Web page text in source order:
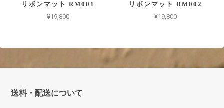
リボンマット RM001
¥19,800
リボンマット RM002
¥19,800
送料・配送について